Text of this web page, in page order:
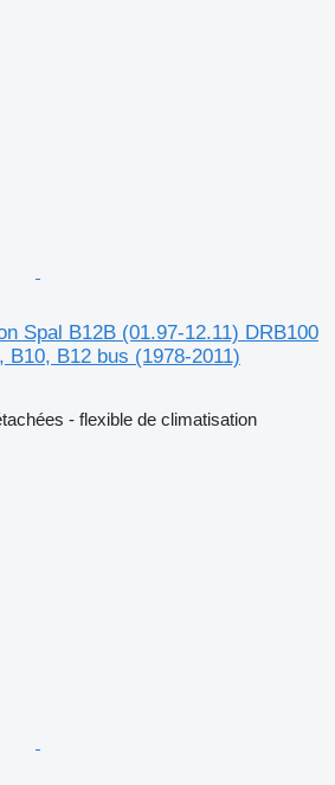
Spal B12B (01.97-12.11) DRB100
B10, B12 bus (1978-2011)
- flexible de climatisation